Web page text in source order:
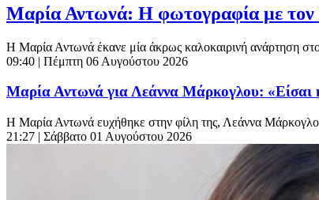
Μαρία Αντωνά: Η φωτογραφία με τον
Η Μαρία Αντωνά έκανε μία άκρως καλοκαιρινή ανάρτηση
09:40 | Πέμπτη 06 Αυγούστου 2026
Μαρία Αντωνά για Λεάννα Μάρκογλου: «Είσαι
Η Μαρία Αντωνά ευχήθηκε στην φίλη της, Λεάννα
21:27 | Σάββατο 01 Αυγούστου 2026